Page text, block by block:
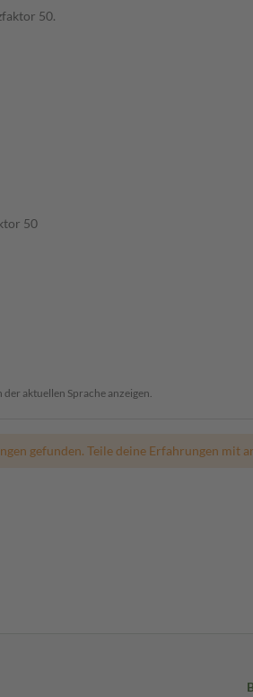
50.
50
aktuellen Sprache anzeigen.
gefunden. Teile deine Erfahrungen mit